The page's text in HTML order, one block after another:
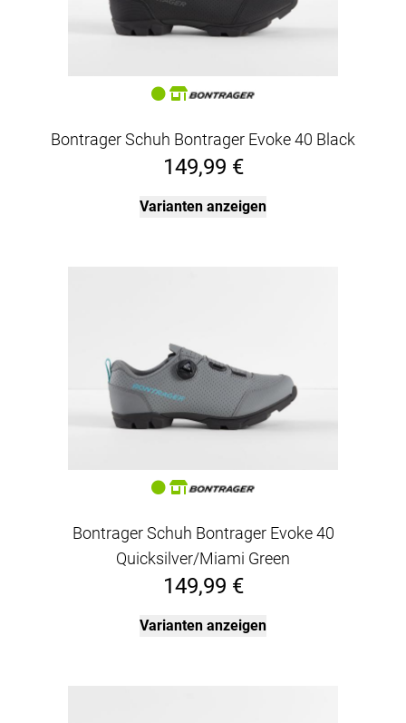
Bontrager Schuh Bontrager Evoke 40 Black
149,99 €
Varianten anzeigen
Bontrager Schuh Bontrager Evoke 40
Quicksilver/Miami Green
149,99 €
Varianten anzeigen